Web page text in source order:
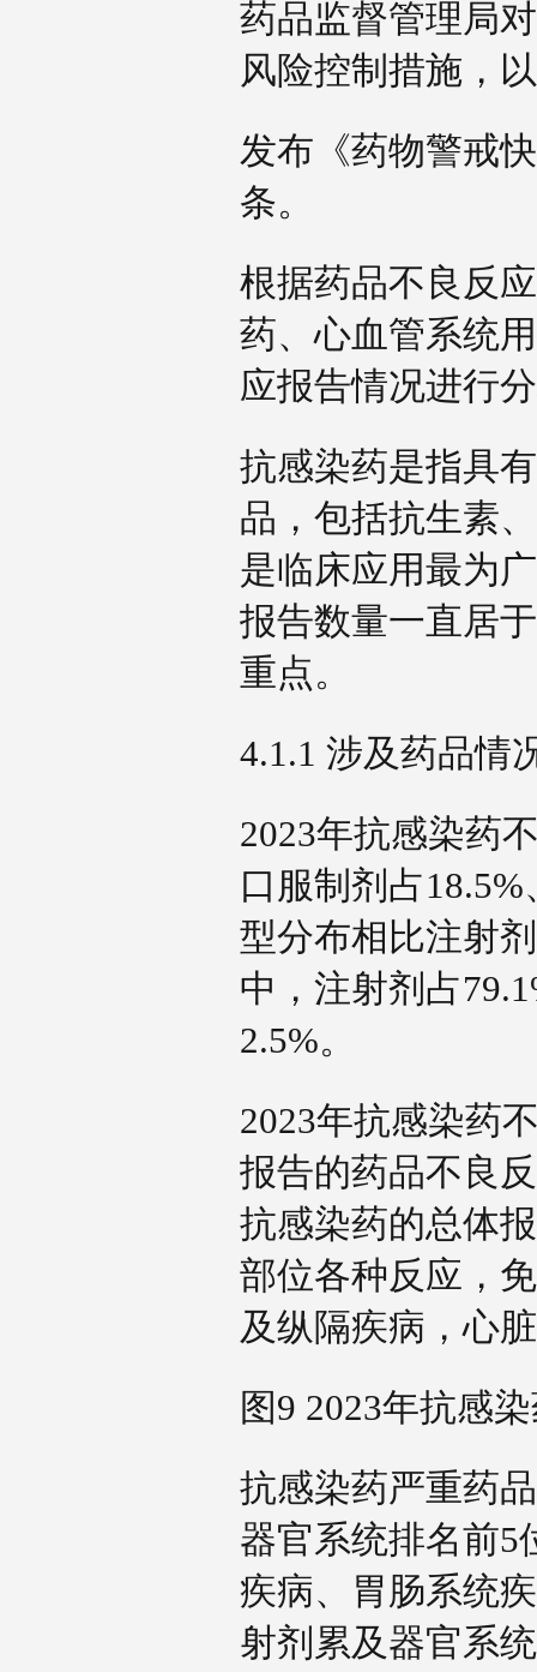
药品监督管理局
风险控制措施，
发布《药物警戒
条。
根据药品不良反
药、心血管系统
应报告情况进行
抗感染药是指具
品，包括抗生素
是临床应用最为
报告数量一直居
重点。
4.1.1 涉及药品
2023年抗感染药
口服制剂占
型分布相比注射
中，注射剂占
2.5%。
2023年抗感染药
报告的药品不良
抗感染药的总体
部位各种反应，
及纵隔疾病，心
图9 2023年抗感
抗感染药严重药
器官系统排名前5
疾病、胃肠系统
射剂累及器官系